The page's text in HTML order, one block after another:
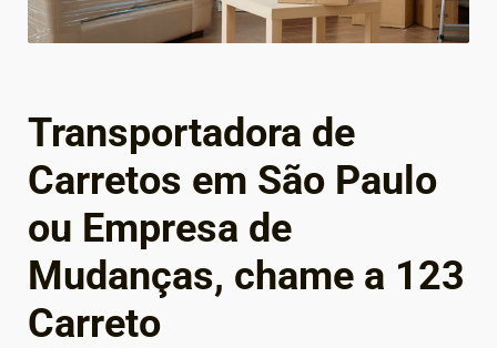
Transportadora de
Carretos em São Paulo
ou Empresa de
Mudanças, chame a 123
Carreto